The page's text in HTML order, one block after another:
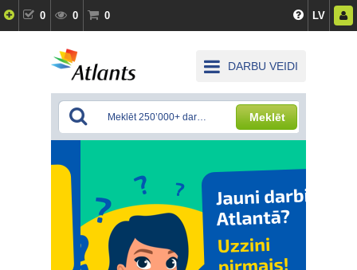
0 0 0 LV
DARBU VEIDI
Meklēt